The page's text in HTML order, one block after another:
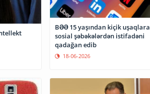
BƏƏ 15 yaşından kiçik uşaqlara
sosial şəbəkələrdən istifadəni
qadağan edib
18-06-2026